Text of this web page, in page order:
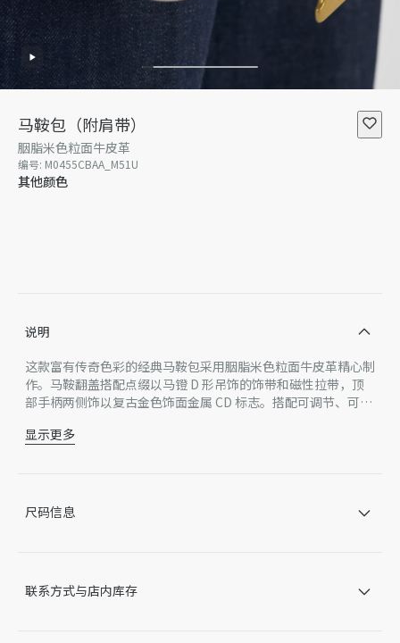
马鞍包（附肩带）
胭脂米色粒面牛皮革
编号: M0455CBAA_M51U
其他颜色
说明
这款富有传奇色彩的经典马鞍包采用胭脂米色粒面牛皮革精心制
作。马鞍翻盖搭配点缀以马镫 D 形吊饰的饰带和磁性拉带，顶
部手柄两侧饰以复古金色饰面金属 CD 标志。搭配可调节、可拆
主体：牛皮革
顶部手柄饰以 CD 标志
可调节、可拆卸的细肩带
意大利制造
显示更多
尺码信息
联系方式与店内库存